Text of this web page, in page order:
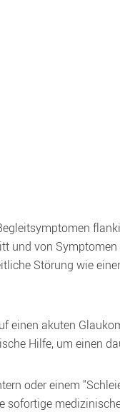
und von
Störung wie
einen akuten
Hilfe, um einen
oder einem
sofortige